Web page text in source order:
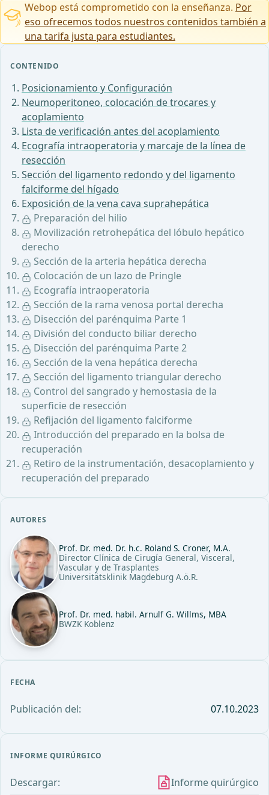
CONTENIDO
Posicionamiento y Configuración
Neumoperitoneo, colocación de trocares y
acoplamiento
Lista de verificación antes del acoplamiento
Ecografía intraoperatoria y marcaje de la línea de
resección
Sección del ligamento redondo y del ligamento
falciforme del hígado
Exposición de la vena cava suprahepática
Preparación del hilio
Movilización retrohepática del lóbulo hepático
derecho
Sección de la arteria hepática derecha
Colocación de un lazo de Pringle
Ecografía intraoperatoria
Sección de la rama venosa portal derecha
Disección del parénquima Parte 1
División del conducto biliar derecho
Disección del parénquima Parte 2
Sección de la vena hepática derecha
Sección del ligamento triangular derecho
Control del sangrado y hemostasia de la
superficie de resección
Refijación del ligamento falciforme
Introducción del preparado en la bolsa de
recuperación
Retiro de la instrumentación, desacoplamiento y
recuperación del preparado
AUTORES
Prof. Dr. med. Dr. h.c. Roland S. Croner, M.A.
Director Clínica de Cirugía General, Visceral,
Vascular y de Trasplantes
Universitätsklinik Magdeburg A.ö.R.
Prof. Dr. med. habil. Arnulf G. Willms, MBA
BWZK Koblenz
FECHA
Publicación del: 07.10.2023
INFORME QUIRÚRGICO
Descargar: Informe quirúrgico
Webop está comprometido con la enseñanza. Por
eso ofrecemos todos nuestros contenidos también a
una tarifa justa para estudiantes.